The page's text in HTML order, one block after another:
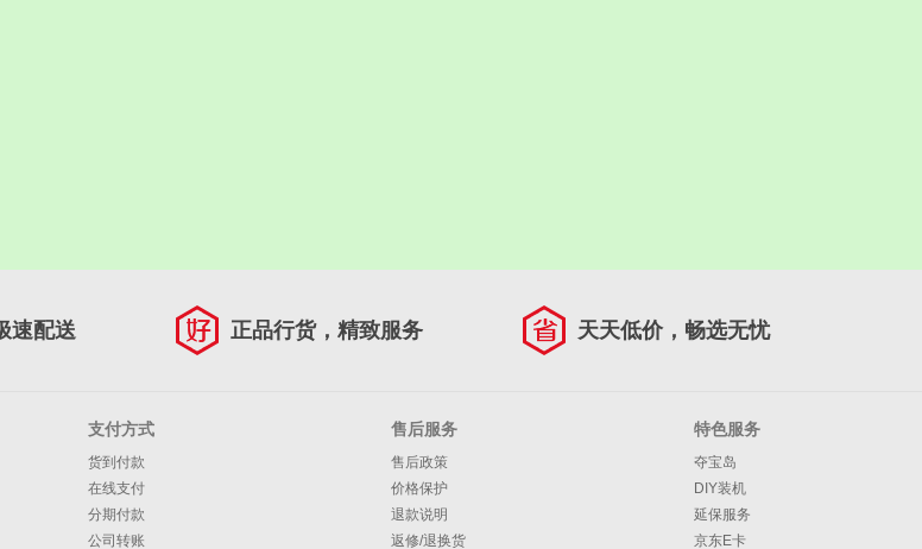
速配送 正品行货，精致服务 天天低价，畅选无忧
支付方式
货到付款
在线支付
分期付款
公司转账
售后服务
售后政策
价格保护
退款说明
返修/退换货
特色服务
夺宝岛
DIY装机
延保服务
京东E卡